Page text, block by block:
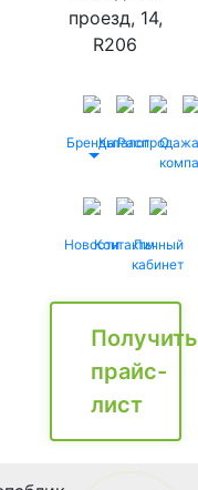
проезд, 14,
R206
БрендыКаталог
Распродажа
О
НовостиКонтактыЛичный
кабинет
Получить
прайс-
лист